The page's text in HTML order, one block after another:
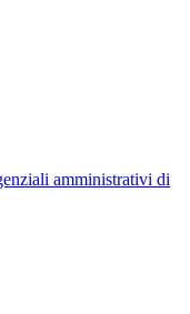
amministrativi di